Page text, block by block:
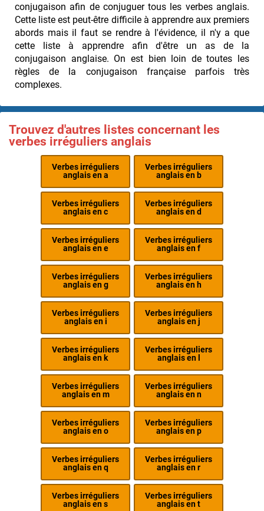
conjugaison afin de conjuguer tous les verbes anglais.
Cette liste est peut-être difficile à apprendre aux premiers
abords mais il faut se rendre à l'évidence, il n'y a que
cette liste à apprendre afin d'être un as de la
conjugaison anglaise. On est bien loin de toutes les
règles de la conjugaison française parfois très
complexes.
Trouvez d'autres listes concernant les
verbes irréguliers anglais
Verbes irréguliers
anglais en a
Verbes irréguliers
anglais en b
Verbes irréguliers
anglais en c
Verbes irréguliers
anglais en d
Verbes irréguliers
anglais en e
Verbes irréguliers
anglais en f
Verbes irréguliers
anglais en g
Verbes irréguliers
anglais en h
Verbes irréguliers
anglais en i
Verbes irréguliers
anglais en j
Verbes irréguliers
anglais en k
Verbes irréguliers
anglais en l
Verbes irréguliers
anglais en m
Verbes irréguliers
anglais en n
Verbes irréguliers
anglais en o
Verbes irréguliers
anglais en p
Verbes irréguliers
anglais en q
Verbes irréguliers
anglais en r
Verbes irréguliers
anglais en s
Verbes irréguliers
anglais en t